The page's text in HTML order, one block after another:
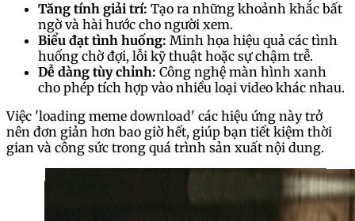
Tăng tính giải trí: Tạo ra những khoảnh khắc bất
ngờ và hài hước cho người xem.
Biểu đạt tình huống: Minh họa hiệu quả các tình
huống chờ đợi, lỗi kỹ thuật hoặc sự chậm trễ.
Dễ dàng tùy chỉnh: Công nghệ màn hình xanh
cho phép tích hợp vào nhiều loại video khác nhau.
Việc 'loading meme download' các hiệu ứng này trở
nên đơn giản hơn bao giờ hết, giúp bạn tiết kiệm thời
gian và công sức trong quá trình sản xuất nội dung.